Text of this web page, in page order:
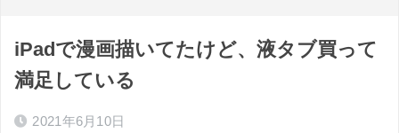
iPadで漫画描いてたけど、液タブ買って
満足している
2021年6月10日